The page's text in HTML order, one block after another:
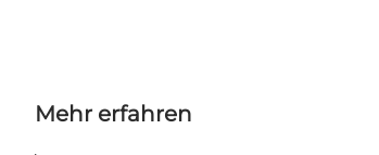
Mehr erfahren